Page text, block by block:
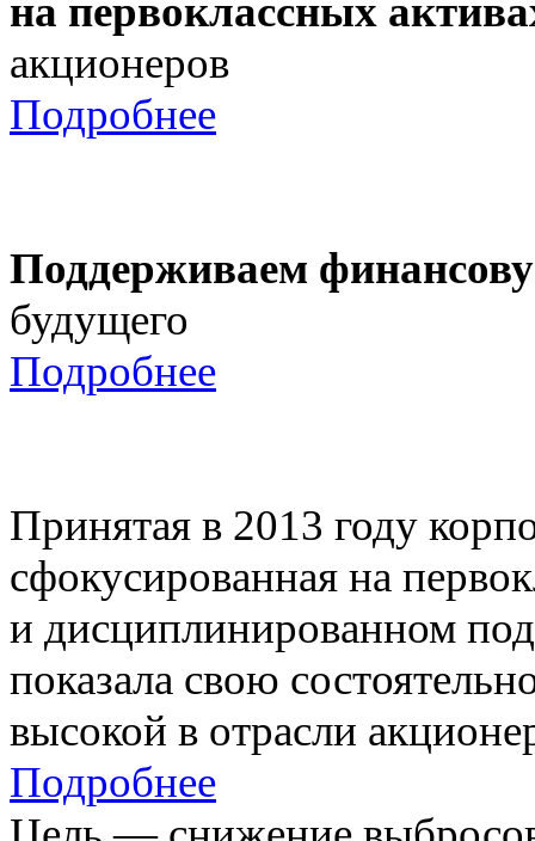
на первоклассных
акционеров
Подробнее
Поддерживаем
будущего
Подробнее
Принятая в 2013 году
сфокусированная на
и дисциплинированном
показала свою
высокой в отрасли
Подробнее